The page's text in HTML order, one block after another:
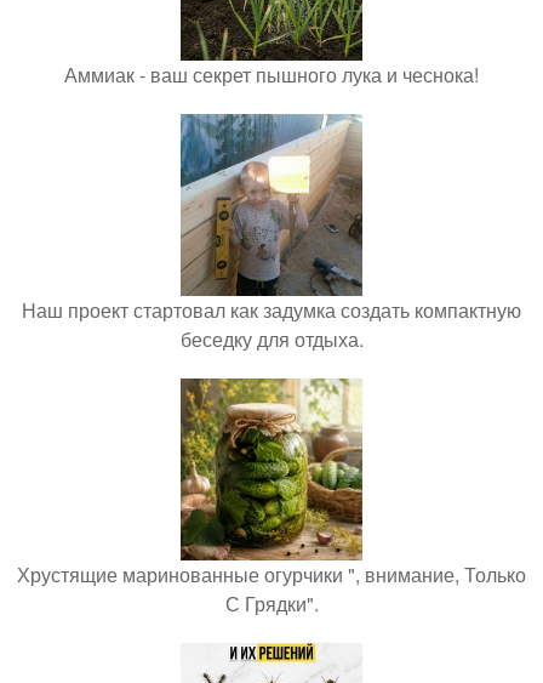
Аммиак - ваш секрет пышного лука и чеснока!
Наш проект стартовал как задумка создать компактную
беседку для отдыха.
Хрустящие маринованные огурчики ", внимание, Только
С Грядки".